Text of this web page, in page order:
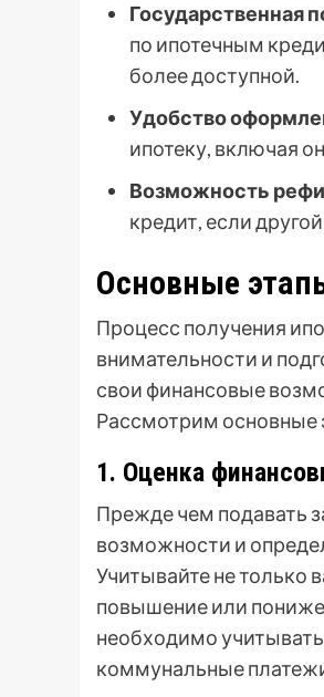
Государственная
по ипотечным
более доступной.
Удобство
ипотеку, включая
Возможность
кредит, если
Основные
Процесс получения
внимательности и
свои финансовые
Рассмотрим основные
1. Оценка
Прежде чем подавать
возможности и
Учитывайте не только
повышение или
необходимо
коммунальные